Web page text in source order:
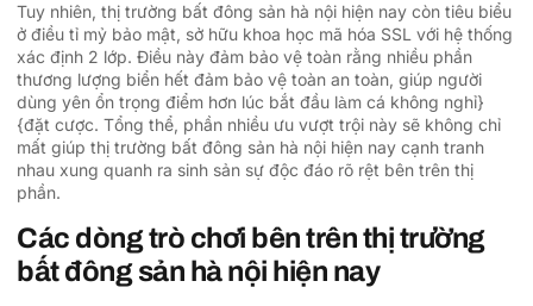
Tuy nhiên, thị trường bất đông sản hà nội hiện nay còn tiêu biểu
ở điều tỉ mỷ bảo mật, sở hữu khoa học mã hóa SSL với hệ thống
xác định 2 lớp. Điều này đảm bảo vệ toàn rằng nhiều phần
thương lượng biển hết đảm bảo vệ toàn an toàn, giúp người
dùng yên ổn trọng điểm hơn lúc bắt đầu làm cá không nghỉ}
{đặt cược. Tổng thể, phần nhiều ưu vượt trội này sẽ không chỉ
mất giúp thị trường bất đông sản hà nội hiện nay cạnh tranh
nhau xung quanh ra sinh sản sự độc đáo rõ rệt bên trên thị
phần.
Các dòng trò chơi bên trên thị trường
bất đông sản hà nội hiện nay